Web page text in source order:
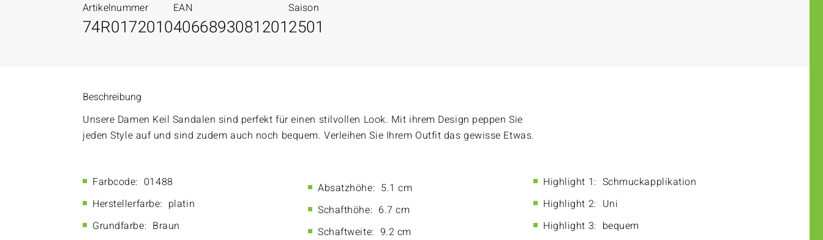
Artikelnummer
74R0172010
EAN
4066893081201
Saison
2501
Beschreibung
Unsere Damen Keil Sandalen sind perfekt für einen stilvollen Look. Mit ihrem Design peppen Sie
jeden Style auf und sind zudem auch noch bequem. Verleihen Sie Ihrem Outfit das gewisse Etwas.
Farbcode: 01488
Herstellerfarbe: platin
Grundfarbe: Braun
Absatzhöhe: 5.1 cm
Schafthöhe: 6.7 cm
Schaftweite: 9.2 cm
Highlight 1: Schmuckapplikation
Highlight 2: Uni
Highlight 3: bequem